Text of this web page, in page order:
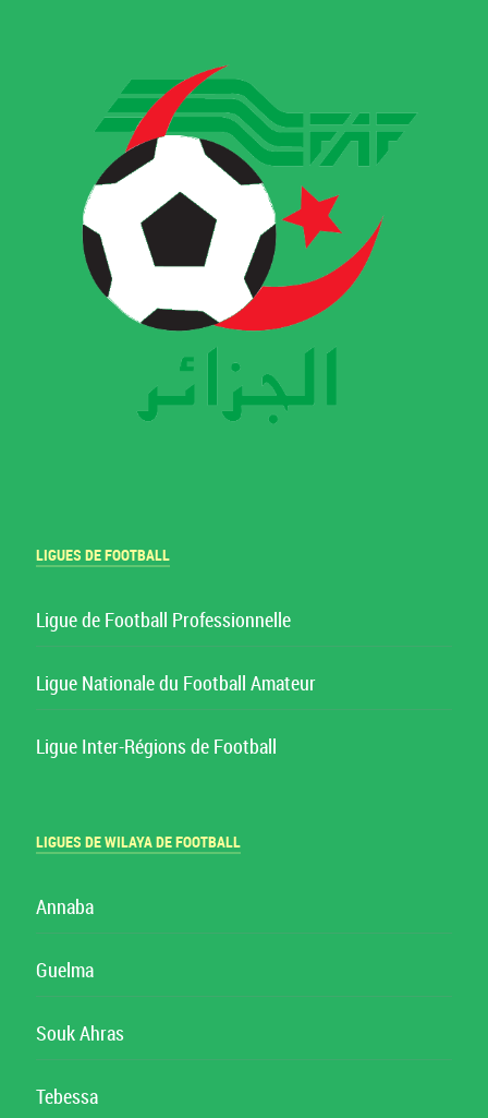
LIGUES DE FOOTBALL
Ligue de Football Professionnelle
Ligue Nationale du Football Amateur
Ligue Inter-Régions de Football
LIGUES DE WILAYA DE FOOTBALL
Annaba
Guelma
Souk Ahras
Tebessa